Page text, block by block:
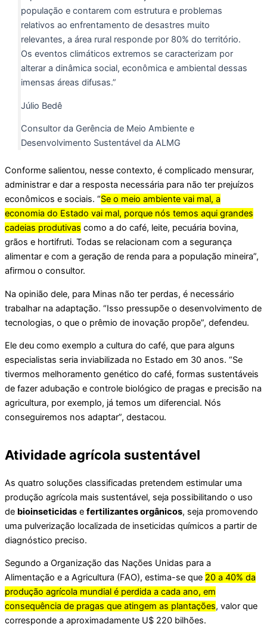
população e contarem com estrutura e problemas
relativos ao enfrentamento de desastres muito
relevantes, a área rural responde por 80% do território.
Os eventos climáticos extremos se caracterizam por
alterar a dinâmica social, econômica e ambiental dessas
imensas áreas difusas.”
Júlio Bedê
Consultor da Gerência de Meio Ambiente e
Desenvolvimento Sustentável da ALMG
Conforme salientou, nesse contexto, é complicado mensurar,
administrar e dar a resposta necessária para não ter prejuízos
econômicos e sociais. “Se o meio ambiente vai mal, a
economia do Estado vai mal, porque nós temos aqui grandes
cadeias produtivas como a do café, leite, pecuária bovina,
grãos e hortifruti. Todas se relacionam com a segurança
alimentar e com a geração de renda para a população mineira”,
afirmou o consultor.
Na opinião dele, para Minas não ter perdas, é necessário
trabalhar na adaptação. “Isso pressupõe o desenvolvimento de
tecnologias, o que o prêmio de inovação propõe”, defendeu.
Ele deu como exemplo a cultura do café, que para alguns
especialistas seria inviabilizada no Estado em 30 anos. “Se
tivermos melhoramento genético do café, formas sustentáveis
de fazer adubação e controle biológico de pragas e precisão na
agricultura, por exemplo, já temos um diferencial. Nós
conseguiremos nos adaptar”, destacou.
Atividade agrícola sustentável
As quatro soluções classificadas pretendem estimular uma
produção agrícola mais sustentável, seja possibilitando o uso
de bioinseticidas e fertilizantes orgânicos, seja promovendo
uma pulverização localizada de inseticidas químicos a partir de
diagnóstico preciso.
Segundo a Organização das Nações Unidas para a
Alimentação e a Agricultura (FAO), estima-se que 20 a 40% da
produção agrícola mundial é perdida a cada ano, em
consequência de pragas que atingem as plantações, valor que
corresponde a aproximadamente U$ 220 bilhões.